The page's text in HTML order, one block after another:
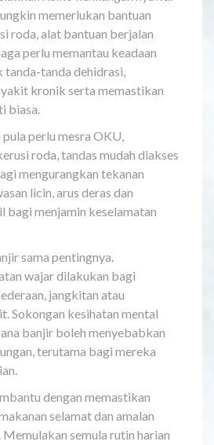
memerlukan bantuan
roda, alat bantuan berjalan
perlu memantau keadaan
tanda-tanda dehidrasi,
kronik serta memastikan
biasa.
perlu mesra OKU,
roda, tandas mudah diakses
mengurangkan tekanan
licin, arus deras dan
menjamin keselamatan
sama pentingnya.
wajar dilakukan bagi
jangkitan atau
Sokongan kesihatan mental
banjir boleh menyebabkan
terutama bagi mereka
dengan memastikan
selamat dan amalan
semula rutin harian